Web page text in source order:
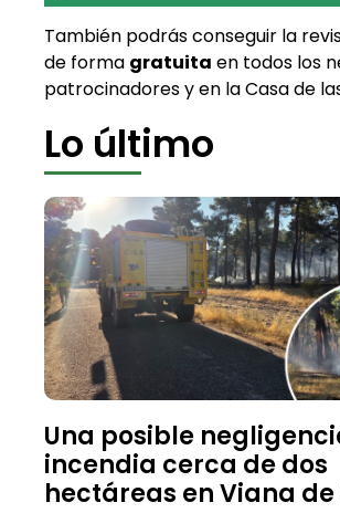
También podrás conseguir la
de forma gratuita en todos los
patrocinadores y en la Casa de
Lo último
Una posible
incendia cerca de dos
hectáreas en Viana de